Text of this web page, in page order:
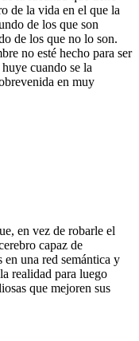
de la vida en el que la
de los que son
de los que no lo son.
no esté hecho para ser
cuando se la
en muy
en vez de robarle el
capaz de
en una red semántica y
realidad para luego
que mejoren sus